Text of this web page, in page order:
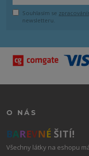
Souhlasím se
newsletteru.
O NÁS
BAREVNÉ ŠITÍ!
Všechny látky na eshopu